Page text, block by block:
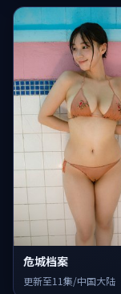
危城档案
更新至11集/中国大陆